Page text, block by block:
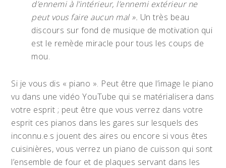
d’ennemi à l’intérieur, l’ennemi extérieur ne
peut vous faire aucun mal ». Un très beau
discours sur fond de musique de motivation qui
est le remède miracle pour tous les coups de
mou.
Si je vous dis « piano ». Peut être que l’image le piano
vu dans une vidéo YouTube qui se matérialisera dans
votre esprit ; peut être que vous verrez dans votre
esprit ces pianos dans les gares sur lesquels des
inconnu.e.s jouent des aires ou encore si vous êtes
cuisinières, vous verrez un piano de cuisson qui sont
l’ensemble de four et de plaques servant dans les